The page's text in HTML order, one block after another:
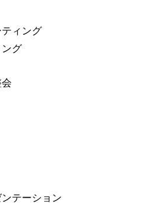
ィング
グ
テーション